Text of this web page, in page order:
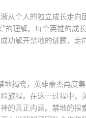
从个人的独立成长走
”的理解。每个英雄的
功解开禁地的谜题，走
地揭晓，英雄豪杰再度
旅程。在这一过程中
的真正内涵。禁地的